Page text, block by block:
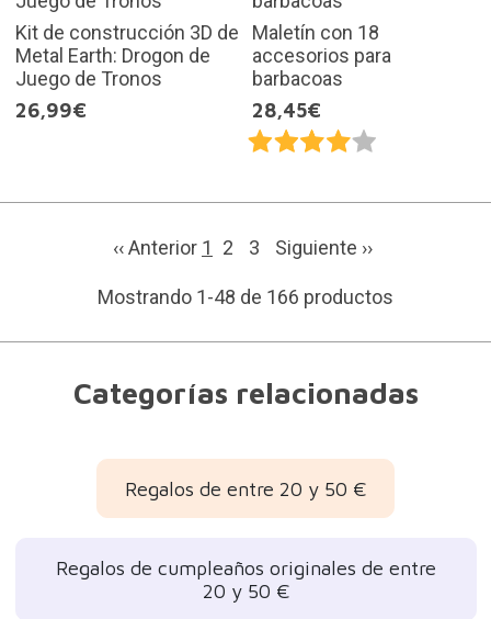
Kit de construcción 3D de
Metal Earth: Drogon de
Juego de Tronos
26,99€
Maletín con 18
accesorios para
barbacoas
28,45€
‹‹ Anterior 1 2 3 Siguiente ››
Mostrando 1-48 de 166 productos
Categorías relacionadas
Regalos de entre 20 y 50 €
Regalos de cumpleaños originales de entre
20 y 50 €